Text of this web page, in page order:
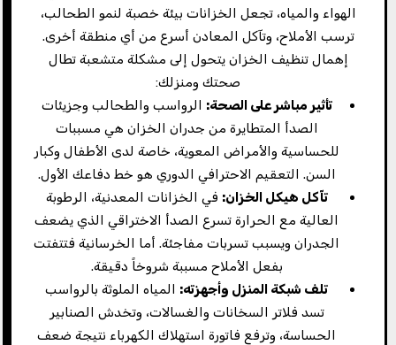
الهواء والمياه، تجعل الخزانات بيئة خصبة لنمو الطحالب،
ترسب الأملاح، وتآكل المعادن أسرع من أي منطقة أخرى.
إهمال تنظيف الخزان يتحول إلى مشكلة متشعبة تطال
صحتك ومنزلك:
تأثير مباشر على الصحة: الرواسب والطحالب وجزيئات
الصدأ المتطايرة من جدران الخزان هي مسببات
للحساسية والأمراض المعوية، خاصة لدى الأطفال وكبار
السن. التعقيم الاحترافي الدوري هو خط دفاعك الأول.
تآكل هيكل الخزان: في الخزانات المعدنية، الرطوبة
العالية مع الحرارة تسرع الصدأ الاختراقي الذي يضعف
الجدران ويسبب تسربات مفاجئة. أما الخرسانية فتتفتت
بفعل الأملاح مسببة شروخاً دقيقة.
تلف شبكة المنزل وأجهزته: المياه الملوثة بالرواسب
تسد فلاتر السخانات والغسالات، وتخدش الصنابير
الحساسة، وترفع فاتورة استهلاك الكهرباء نتيجة ضعف